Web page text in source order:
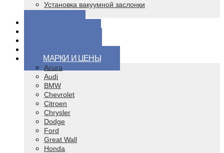
Установка вакуумной заслонки
МАРКИ И ЦЕНЫ
Acura
Audi
BMW
Chevrolet
Citroen
Chrysler
Dodge
Ford
Great Wall
Honda